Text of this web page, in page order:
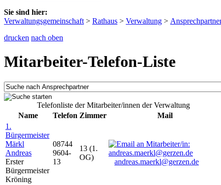
Sie sind hier:
Verwaltungsgemeinschaft > Rathaus > Verwaltung >
drucken nach oben
Mitarbeiter-Telefon-Liste
Telefonliste der Mitarbeiter/innen der Verwaltung
Name
Telefon Zimmer
Mail
1.
Bürgermeister
Märkl
Andreas
Erster
Bürgermeister
Kröning
08744
9604-
13
13 (1.
OG)
andreas.maerkl@gerzen.de